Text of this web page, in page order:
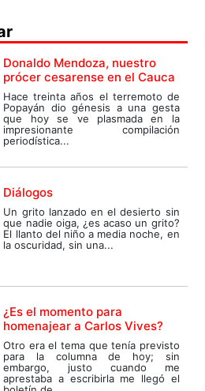
Donaldo Mendoza, nuestro
prócer cesarense en el Cauca
Hace treinta años el terremoto de
Popayán dio génesis a una gesta
que hoy se ve plasmada en la
impresionante compilación
periodística...
Diálogos
Un grito lanzado en el desierto sin
que nadie oiga, ¿es acaso un grito?
El llanto del niño a media noche, en
la oscuridad, sin una...
¿Es el momento para
homenajear a Carlos Vives?
Otro era el tema que tenía previsto
para la columna de hoy; sin
embargo, justo cuando me
aprestaba a escribirla me llegó el